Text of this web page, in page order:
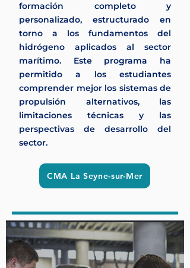
formación completo y
personalizado, estructurado en
torno a los fundamentos del
hidrógeno aplicados al sector
marítimo. Este programa ha
permitido a los estudiantes
comprender mejor los sistemas de
propulsión alternativos, las
limitaciones técnicas y las
perspectivas de desarrollo del
sector.
CMA La Seyne-sur-Mer